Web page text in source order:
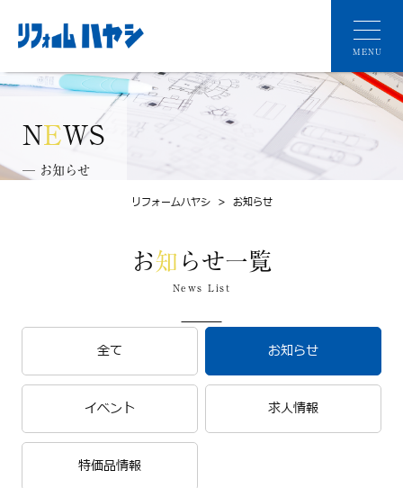
MENU
NEWS
─ お知らせ
リフォームハヤシ> お知らせ
お知 らせ一覧
News List
全て お知らせ
イベント 求人情報
特価品情報